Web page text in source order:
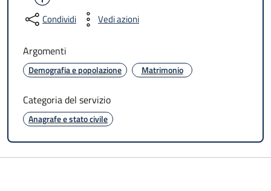
Condividi Vedi azioni
Argomenti
Demografia e popolazione Matrimonio
Categoria del servizio
Anagrafe e stato civile